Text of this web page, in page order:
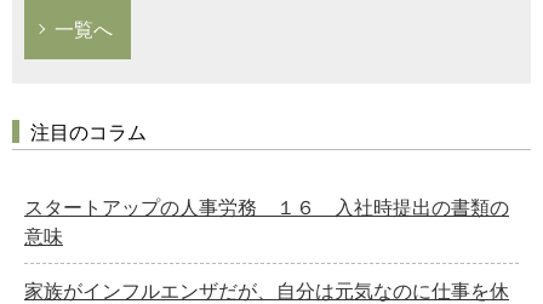
一覧へ
注目のコラム
スタートアップの人事労務 １６ 入社時提出の書類の
意味
家族がインフルエンザだが、自分は元気なのに仕事を休